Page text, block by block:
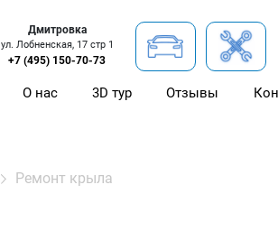
Дмитровка
ул. Лобненская, 17 стр 1
+7 (495) 150-70-73
О нас 3D тур Отзывы
Ремонт крыла